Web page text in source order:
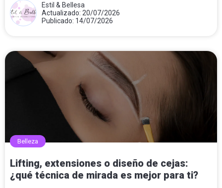
Estil & Bellesa
Actualizado: 20/07/2026
Publicado: 14/07/2026
Belleza
Lifting, extensiones o diseño de cejas:
¿qué técnica de mirada es mejor para ti?